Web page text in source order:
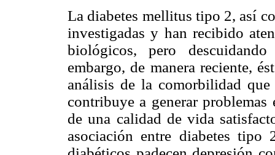
La diabetes mellitus tipo 2, así
investigadas y han recibido
biológicos, pero
embargo, de manera reciente,
análisis de la comorbilidad
contribuye a generar
de una calidad de vida
asociación entre diabetes